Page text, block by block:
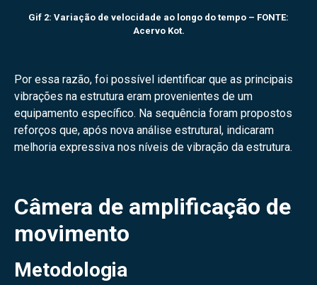
Gif 2: Variação de velocidade ao longo do tempo – FONTE:
Acervo Kot.
Por essa razão, foi possível identificar que as principais
vibrações na estrutura eram provenientes de um
equipamento específico. Na sequência foram propostos
reforços que, após nova análise estrutural, indicaram
melhoria expressiva nos níveis de vibração da estrutura.
Câmera de amplificação de
movimento
Metodologia